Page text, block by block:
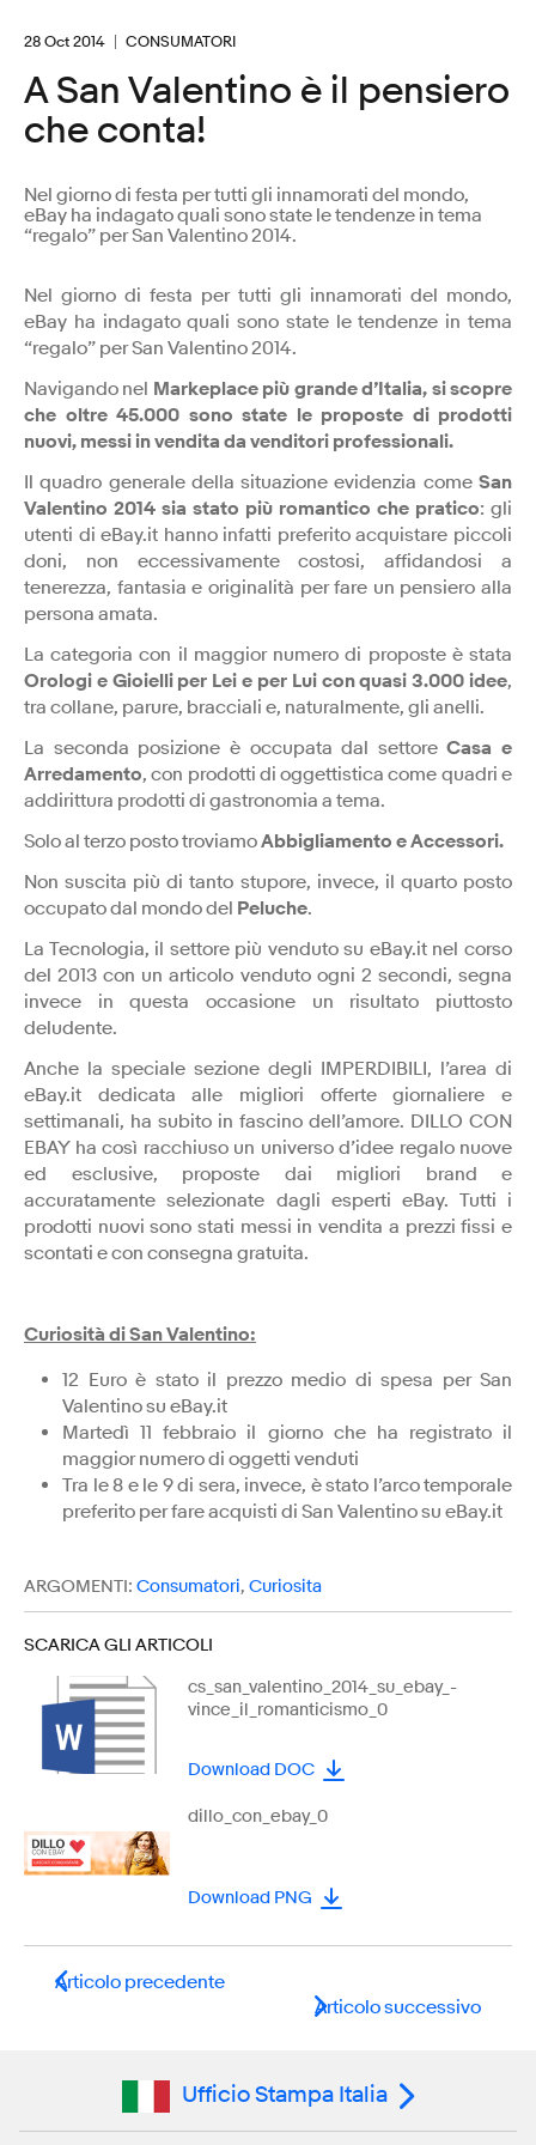
28 Oct 2014 CONSUMATORI
A San Valentino è il pensiero
che conta!
Nel giorno di festa per tutti gli innamorati del mondo,
eBay ha indagato quali sono state le tendenze in tema
“regalo” per San Valentino 2014.
Nel giorno di festa per tutti gli innamorati del mondo,
eBay ha indagato quali sono state le tendenze in tema
“regalo” per San Valentino 2014.
Navigando nel Markeplace più grande d’Italia, si scopre
che oltre 45.000 sono state le proposte di prodotti
nuovi, messi in vendita da venditori professionali.
Il quadro generale della situazione evidenzia come San
Valentino 2014 sia stato più romantico che pratico: gli
utenti di eBay.it hanno infatti preferito acquistare piccoli
doni, non eccessivamente costosi, affidandosi a
tenerezza, fantasia e originalità per fare un pensiero alla
persona amata.
La categoria con il maggior numero di proposte è stata
Orologi e Gioielli per Lei e per Lui con quasi 3.000 idee,
tra collane, parure, bracciali e, naturalmente, gli anelli.
La seconda posizione è occupata dal settoreCasa e
Arredamento, con prodotti di oggettistica come quadri e
addirittura prodotti di gastronomia a tema.
Solo al terzo posto troviamoAbbigliamento e Accessori.
Non suscita più di tanto stupore, invece, il quarto posto
occupato dal mondo del Peluche.
La Tecnologia, il settore più venduto su eBay.it nel corso
del 2013 con un articolo venduto ogni 2 secondi, segna
invece in questa occasione un risultato piuttosto
deludente.
Anche la speciale sezione degli IMPERDIBILI, l’area di
eBay.it dedicata alle migliori offerte giornaliere e
settimanali, ha subito in fascino dell’amore. DILLO CON
EBAY ha così racchiuso un universo d’idee regalo nuove
ed esclusive, proposte dai migliori brand e
accuratamente selezionate dagli esperti eBay. Tutti i
prodotti nuovi sono stati messi in vendita a prezzi fissi e
scontati e con consegna gratuita.
Curiosità di San Valentino:
12 Euro è stato il prezzo medio di spesa per San
Valentino su eBay.it
Martedì 11 febbraio il giorno che ha registrato il
maggior numero di oggetti venduti
Tra le 8 e le 9 di sera, invece, è stato l’arco temporale
preferito per fare acquisti di San Valentino su eBay.it
ARGOMENTI: Consumatori, Curiosita
SCARICA GLI ARTICOLI
cs_san_valentino_2014_su_ebay_-
vince_il_romanticismo_0
Download DOC
dillo_con_ebay_0
Download PNG
Articolo precedente
Articolo successivo
Ufficio Stampa Italia